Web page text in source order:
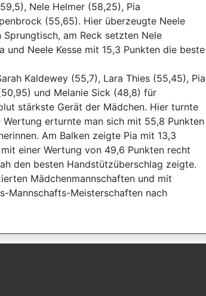
Nele Helmer (58,25), Pia
(55,65). Hier überzeugte Neele
am Reck setzten Nele
und Neele Kesse mit 15,3 Punkten die beste
Kaldewey (55,7), Lara Thies (55,45), Pia
und Melanie Sick (48,8) für
stärkste Gerät der Mädchen. Hier turnte
erturnte man sich mit 55,8 Punkten
Am Balken zeigte Pia mit 13,3
einer Wertung von 49,6 Punkten recht
den besten Handstützüberschlag zeigte.
Mädchenmannschaften und mit
Mannschafts-Meisterschaften nach